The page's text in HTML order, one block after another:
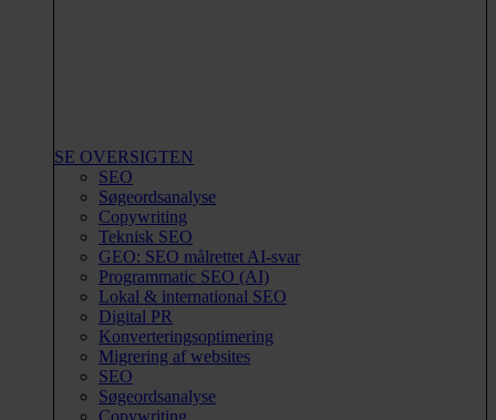
SE OVERSIGTEN
SEO
Søgeordsanalyse
Copywriting
Teknisk SEO
GEO: SEO målrettet AI-svar
Programmatic SEO (AI)
Lokal & international SEO
Digital PR
Konverteringsoptimering
Migrering af websites
SEO
Søgeordsanalyse
Copywriting